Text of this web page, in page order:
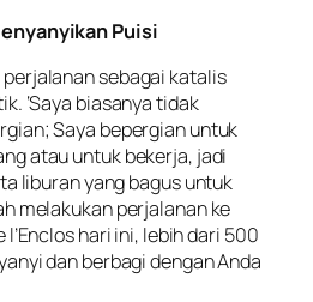
Puisi
sebagai katalis
‘Saya biasanya tidak
Saya bepergian untuk
atau untuk bekerja, jadi
liburan yang bagus untuk
melakukan perjalanan ke
hari ini, lebih dari 500
dan berbagi dengan Anda